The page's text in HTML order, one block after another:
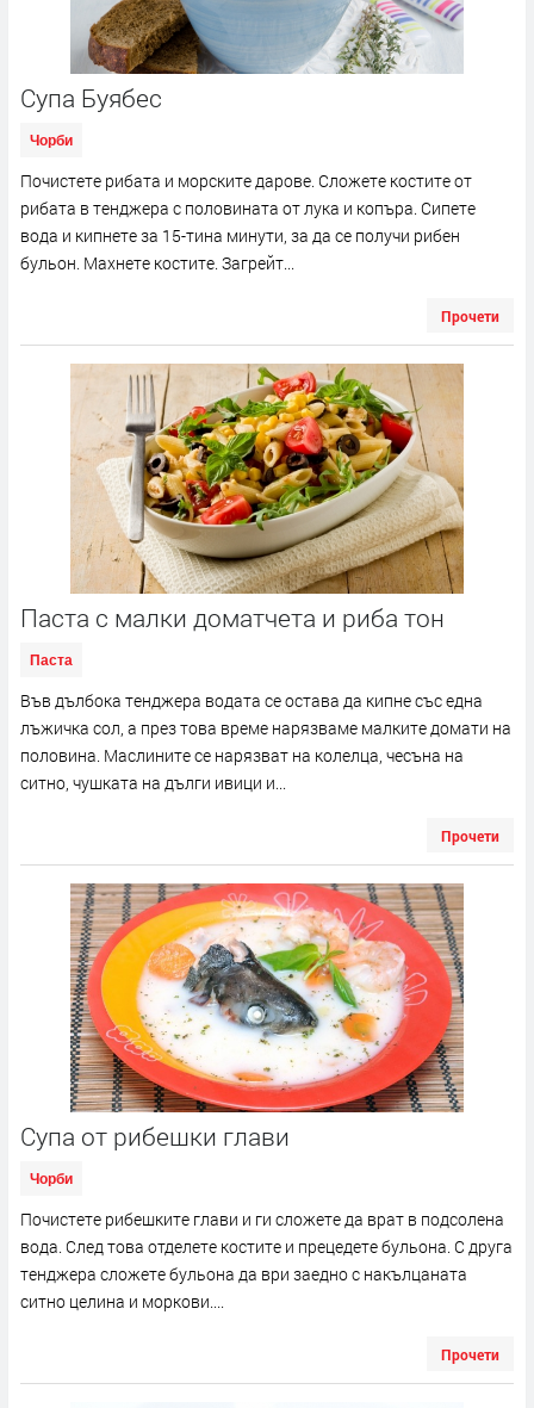
Супа Буябес
Чорби
Почистете рибата и морските дарове. Сложете костите от
рибата в тенджера с половината от лука и копъра. Сипете
вода и кипнете за 15-тина минути, за да се получи рибен
бульон. Махнете костите. Загрейт...
Прочети
Паста с малки доматчета и риба тон
Паста
Във дълбока тенджера водата се остава да кипне със една
лъжичка сол, a през това време нарязваме малките домати на
половина. Маслините се нарязват на колелца, чесъна на
ситно, чушката на дълги ивици и...
Прочети
Супа от рибешки глави
Чорби
Почистете рибешките глави и ги сложете да врат в подсолена
вода. След това отделете костите и прецедете бульона. С друга
тенджера сложете бульона да ври заедно с накълцаната
ситно целина и моркови....
Прочети